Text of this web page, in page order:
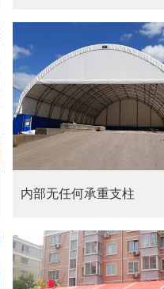
内部无任何承重支柱